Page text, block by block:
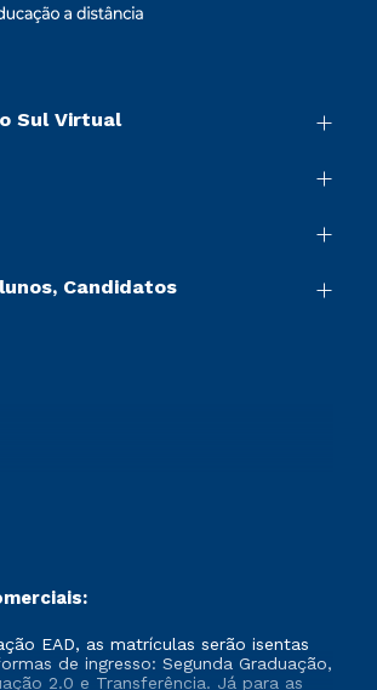
Sul Virtual
- R2
Candidatos
EAD, as matrículas serão isentas
de ingresso: Segunda Graduação,
2.0 e Transferência. Já para as